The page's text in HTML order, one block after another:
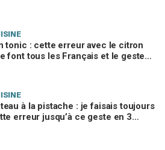
tonic : cette erreur avec le citron
font tous les Français et le geste
à la pistache : je faisais toujours
erreur jusqu’à ce geste en 3